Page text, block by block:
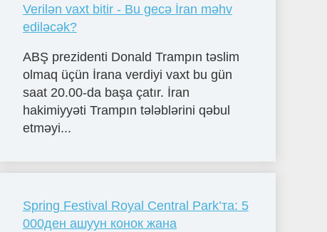
Verilən vaxt bitir - Bu gecə İran məhv
ediləcək?
ABŞ prezidenti Donald Trampın təslim
olmaq üçün İrana verdiyi vaxt bu gün
saat 20.00-da başa çatır. İran
hakimiyyəti Trampın tələblərini qəbul
etməyi...
Spring Festival Royal Central Park’та: 5
000ден ашуун конок жана